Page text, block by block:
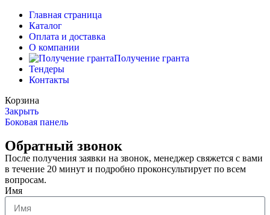
Главная страница
Каталог
Оплата и доставка
О компании
Получение гранта
Тендеры
Контакты
Корзина
Закрыть
Боковая панель
Обратный звонок
После получения заявки на звонок, менеджер свяжется с вами
в течение 20 минут и подробно проконсультирует по всем
вопросам.
Имя